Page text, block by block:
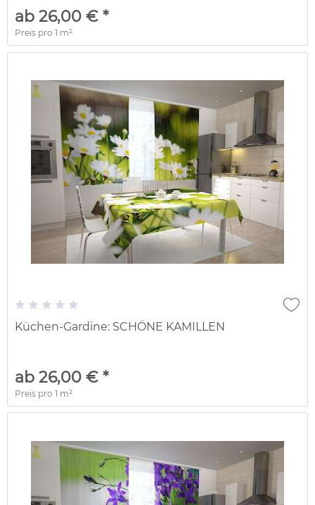
ab 26,00 € *
Preis pro1 m²
Küchen-Gardine: SCHÖNE KAMILLEN
ab 26,00 € *
Preis pro1 m²